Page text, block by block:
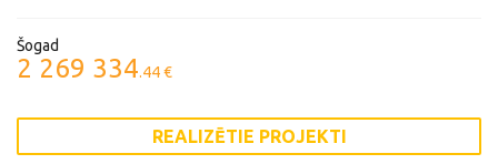
Šogad
2 269 334.44 €
REALIZĒTIE PROJEKTI